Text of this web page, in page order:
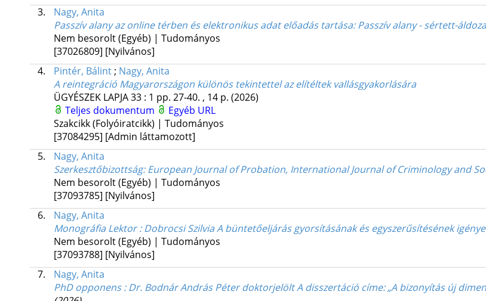
3.
Nagy, Anita
Passzív alany az online térben és elektronikus adat előadás tartása: Passzív alany - sértett-
Nem besorolt (Egyéb) | Tudományos
[37026809] [Nyilvános]
4.
Pintér, Bálint; Nagy, Anita
A reintegráció Magyarországon különös tekintettel az elítéltek vallásgyakorlására
ÜGYÉSZEK LAPJA33: 1 pp. 27-40. , 14 p. (2026)
Teljes dokumentum
Egyéb URL
Szakcikk (Folyóiratcikk) | Tudományos
[37084295] [Admin láttamozott]
5.
Nagy, Anita
Szerkesztőbizottság: European Journal of Probation, International Journal of Criminology and
Nem besorolt (Egyéb) | Tudományos
[37093785] [Nyilvános]
6.
Nagy, Anita
Monográfia Lektor : Dobrocsi Szilvia A büntetőeljárás gyorsításának és egyszerűsítésének
Nem besorolt (Egyéb) | Tudományos
[37093788] [Nyilvános]
7.
Nagy, Anita
PhD opponens : Dr. Bodnár András Péter doktorjelölt A disszertáció címe: „A bizonyítás új